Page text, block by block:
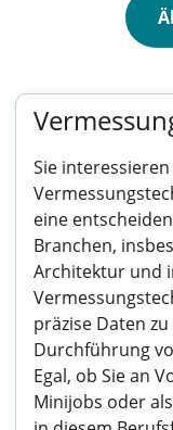
Sie
eine
Branchen,
Architektur und
präzise Daten
Durchführung
Egal, ob Sie an
Minijobs oder